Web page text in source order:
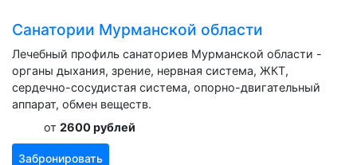
Санатории Мурманской области
Лечебный профиль санаториев Мурманской области -
органы дыхания, зрение, нервная система, ЖКТ,
сердечно-сосудистая система, опорно-двигательный
аппарат, обмен веществ.
от 2600 рублей
Забронировать